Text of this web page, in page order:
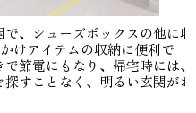
、シューズボックスの他に収
けアイテムの収納に便利で
節電にもなり、帰宅時には、
すことなく、明るい玄関がお